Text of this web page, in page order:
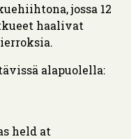
jossa 12
haalivat
alapuolella:
held at